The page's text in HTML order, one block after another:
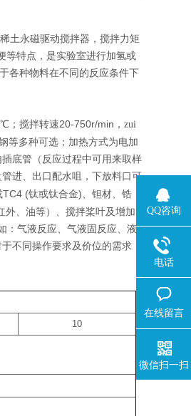
土永磁驱动搅拌器，搅拌力矩
等特点，是实验室进行加氢或
各种物料在不同的反应条件下
℃；搅拌转速20-750r/min ，zui
等多种可选；加热方式为电加
底管（反应过程中可用来取样
进、出口配水咀，下放料口可
TC4 (钛或钛合金)、钽材、锆
外、油等）、搅拌桨叶及增加
：气液反应、气液固反应、液
不同操作要求及价位的需求，
10
QQ咨询
电话
在线留言
微信扫一扫